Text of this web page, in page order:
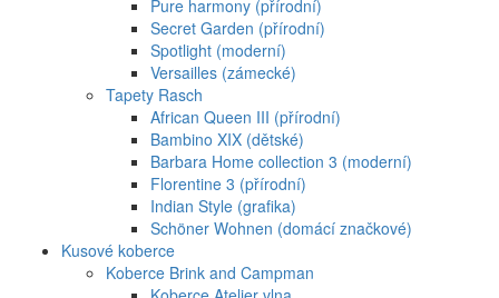
Pure harmony (přírodní)
Secret Garden (přírodní)
Spotlight (moderní)
Versailles (zámecké)
Tapety Rasch
African Queen III (přírodní)
Bambino XIX (dětské)
Barbara Home collection 3 (moderní)
Florentine 3 (přírodní)
Indian Style (grafika)
Schöner Wohnen (domácí značkové)
Kusové koberce
Koberce Brink and Campman